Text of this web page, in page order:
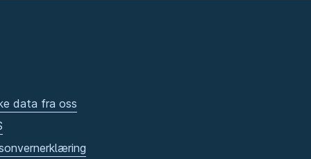
data fra oss